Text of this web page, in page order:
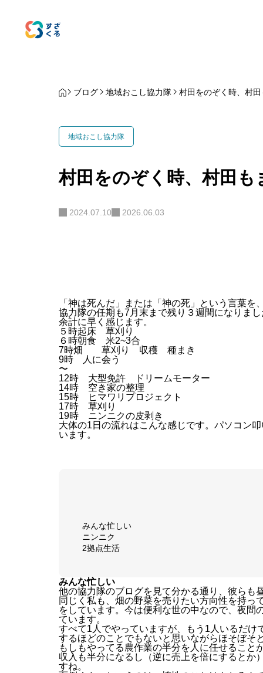
ブログ 地域おこし協力隊 村田をのぞく時、村
地域おこし協力隊
村田をのぞく時、村田
2024.07.10 2026.06.03
「神は死んだ」または「神の死」という言葉を
協力隊の任期も7月末まで残り３週間になりま
余計に早く感じます。
５時起床 草刈り
６時朝食 米2~3合
7時畑 草刈り 収穫 種まき
9時 人に会う
〜
12時 大型免許 ドリームモーター
14時 空き家の整理
15時 ヒマワリプロジェクト
17時 草刈り
19時 ニンニクの皮剥き
大体の1日の流れはこんな感じです。パソコン
います。
みんな忙しい
ニンニク
2拠点生活
みんな忙しい
他の協力隊のブログを見て分かる通り、彼らも
同じく私も、畑の野菜を売りたい方向性を持っ
をしています。今は便利な世の中なので、夜
ています。
すべて1人でやっていますが、もう1人いるだ
するほどのことでもないと思いながらほそぼそ
もしもやってる農作業の半分を人に任せるこ
収入も半分になるし（逆に売上を倍にするとか
すね。